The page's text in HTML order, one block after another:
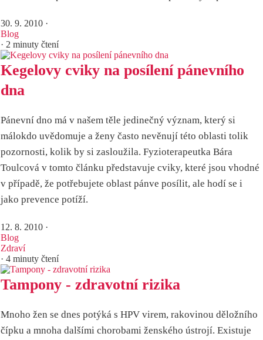
30. 9. 2010 ·
Blog
· 2 minuty čtení
Kegelovy cviky na posílení pánevního
dna
Pánevní dno má v našem těle jedinečný význam, který si
málokdo uvědomuje a ženy často nevěnují této oblasti tolik
pozornosti, kolik by si zasloužila. Fyzioterapeutka Bára
Toulcová v tomto článku představuje cviky, které jsou vhodné
v případě, že potřebujete oblast pánve posílit, ale hodí se i
jako prevence potíží.
12. 8. 2010 ·
Blog
Zdraví
· 4 minuty čtení
Tampony - zdravotní rizika
Mnoho žen se dnes potýká s HPV virem, rakovinou děložního
čípku a mnoha dalšími chorobami ženského ústrojí. Existuje